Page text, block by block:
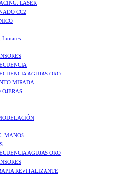
LÁSER
CO2
Lunares
AGUJAS ORO
MIRADA
OJERAS
MANOS
AGUJAS ORO
REVITALIZANTE